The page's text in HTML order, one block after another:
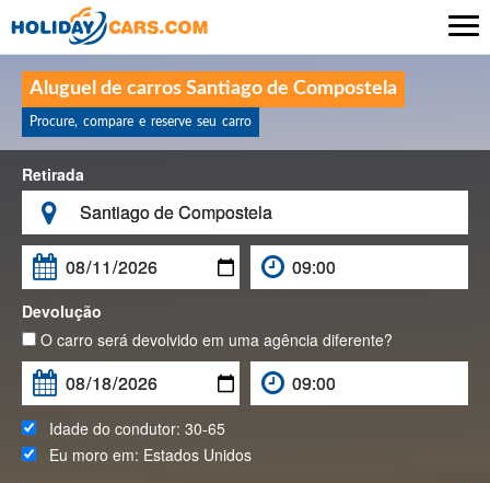
Aluguel de carros Santiago de Compostela
Procure, compare e reserve seu carro
Retirada


Devolução
O carro será devolvido em uma agência diferente?
Idade do condutor: 30-65
Eu moro em: Estados Unidos